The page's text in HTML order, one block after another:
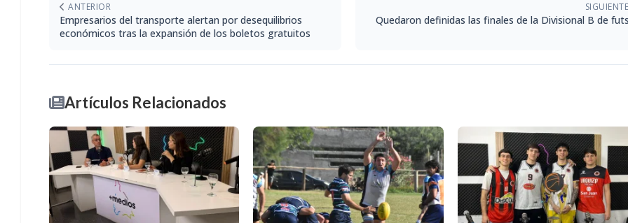
ANTERIOR
Empresarios del transporte alertan por desequilibrios
económicos tras la expansión de los boletos gratuitos
Quedaron definidas las finales de la Divisional B de
Artículos Relacionados